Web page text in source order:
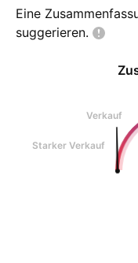
Eine
suggerieren.
Verkauf
Starker Verkauf